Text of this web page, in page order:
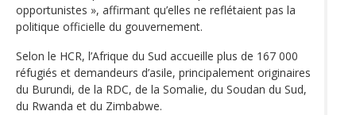
opportunistes », affirmant qu’elles ne reflétaient pas la
politique officielle du gouvernement.
Selon le HCR, l’Afrique du Sud accueille plus de 167 000
réfugiés et demandeurs d’asile, principalement originaires
du Burundi, de la RDC, de la Somalie, du Soudan du Sud,
du Rwanda et du Zimbabwe.